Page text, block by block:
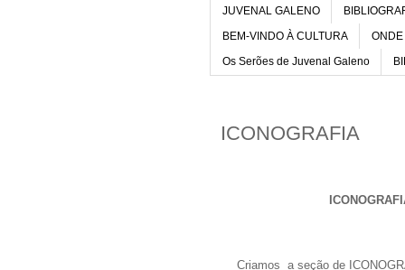
JUVENAL GALENO
BEM-VINDO À CULTURA
Os Serões de Juvenal Galeno
ICONOGRAFIA
Criamos a seção de